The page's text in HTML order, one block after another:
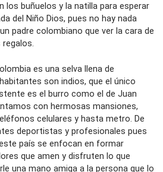
los buñuelos y la natilla para esperar
del Niño Dios, pues no hay nada
padre colombiano que ver la cara de
es una selva llena de
son indios, que el único
es el burro como el de Juan
con hermosas mansiones,
celulares y hasta metro. De
deportistas y profesionales pues
país se enfocan en formar
que amen y disfruten lo que
una mano amiga a la persona que lo